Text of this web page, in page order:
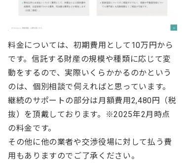
料金については、初期費用として10万円から
です。信託する財産の規模や種類に応じて変
動をするので、実際いくらかかるのかという
のは、個別相談で伺えればと思っています。
継続のサポートの部分は月額費用2,480円（税
抜）を頂戴しております。※2025年2月時点
の料金です。
その他に他の業者や交渉役場に対して払う費
用もありますのでご了承ください。